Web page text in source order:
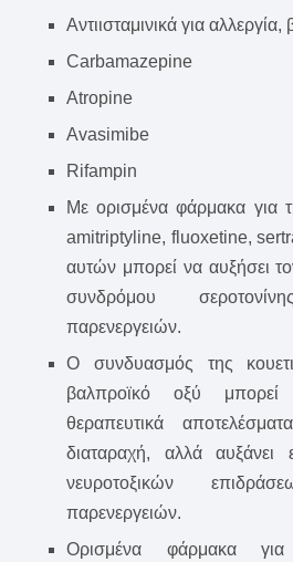
Αντιισταμινικά για
Carbamazepine
Atropine
Avasimibe
Rifampin
Με ορισμένα φάρμακα για
amitriptyline, fluoxetine,
αυτών μπορεί να αυξήσει
συνδρόμου
παρενεργειών.
Ο συνδυασμός της
βαλπροϊκό οξύ
θεραπευτικά
διαταραχή, αλλά αυξάνει
νευροτοξικών
παρενεργειών.
Ορισμένα φάρμακα